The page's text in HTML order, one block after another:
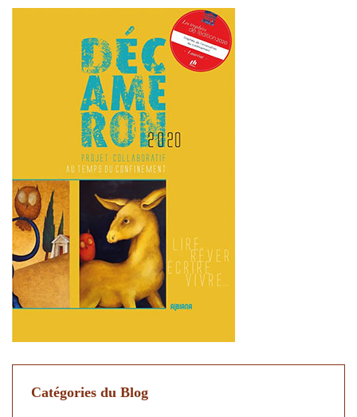
Catégories du Blog